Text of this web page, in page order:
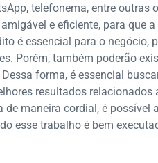
telefonema, entre outras
e eficiente, para que
é essencial para o
Porém, também poderão
forma, é essencial
resultados
de maneira cordial, é possível
esse trabalho é bem